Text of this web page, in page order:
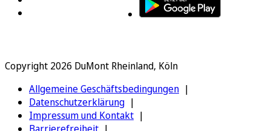
Copyright 2026 DuMont Rheinland, Köln
Allgemeine Geschäftsbedingungen
Datenschutzerklärung
Impressum und Kontakt
Barrierefreiheit